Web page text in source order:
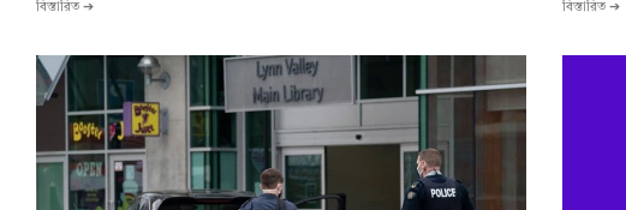
বিস্তারিত ➔ বিস্তারিত ➔